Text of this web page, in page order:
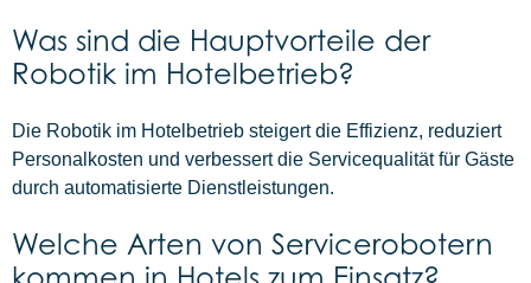
Was sind die Hauptvorteile der
Robotik im Hotelbetrieb?
Die Robotik im Hotelbetrieb steigert die Effizienz, reduziert
Personalkosten und verbessert die Servicequalität für Gäste
durch automatisierte Dienstleistungen.
Welche Arten von Servicerobotern